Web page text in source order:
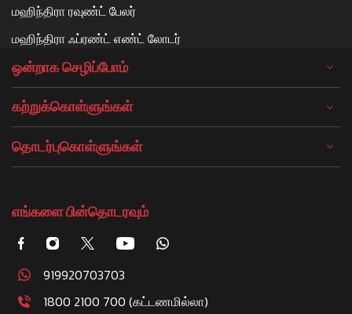
மஹிந்திரா ரவுண்ட் பேலர்
மஹிந்திரா ஃப்ரண்ட் எண்ட் லோடர்
ஒன்றாக செழிப்போம்
கற்றுக்கொள்ளுங்கள்
தொடர்புகொள்ளுங்கள்
எங்களை பின்தொடரவும்
919920703703
1800 2100 700 (கட்டணமில்லா)